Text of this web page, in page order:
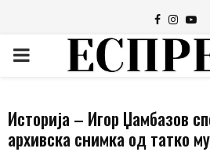
Facebook
PRIMARY
Историја – Игор Џамбазов
архивска снимка од татко